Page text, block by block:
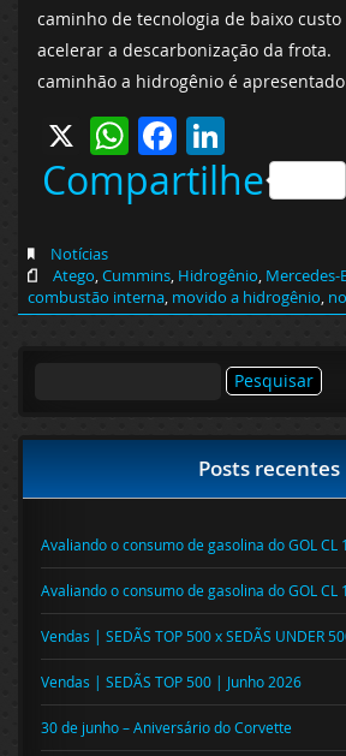
caminho de tecnologia de baixo
acelerar a descarbonização da frota.
caminhão a hidrogênio é
X WhatsApp
Facebook
Compartilhe
Notícias
Atego,Cummins, Hidrogênio, Mercedes-
combustão interna, movido a hidrogênio,
Posts recentes
Avaliando o consumo de gasolina do GOL CL
Avaliando o consumo de gasolina do GOL CL
Vendas | SEDÃS TOP 500 x SEDÃS UNDER
Vendas | SEDÃS TOP 500 | Junho 2026
30 de junho – Aniversário do Corvette